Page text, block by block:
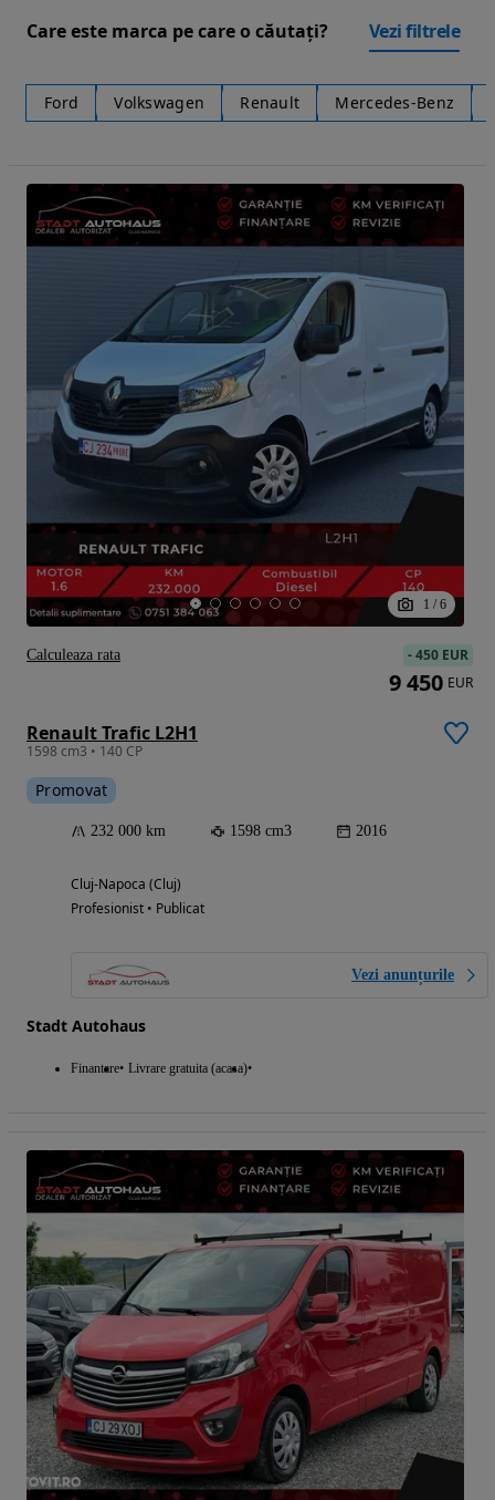
Care este marca pe care o căutați? Vezi filtrele
Ford Volkswagen Renault Mercedes-Benz
1 / 6
Renault Trafic L2H1
1598 cm3 • 140 CP
Promovat
232 000 km 1598 cm3 2016
Cluj-Napoca (Cluj)
Profesionist • Publicat
Vezi anunțurile
Stadt Autohaus
Finantare Livrare gratuita (acasa)
-450 EUR
9 450 EUR
Calculeaza rata